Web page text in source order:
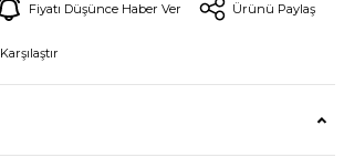
Fiyatı Düşünce Haber Ver Ürünü Paylaş
Karşılaştır